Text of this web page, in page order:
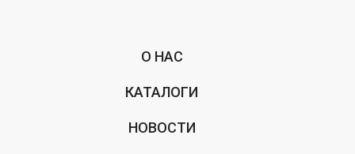
О НАС
КАТАЛОГИ
НОВОСТИ